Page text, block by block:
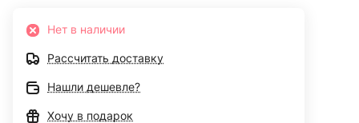
Нет в наличии
Рассчитать доставку
Нашли дешевле?
Хочу в подарок